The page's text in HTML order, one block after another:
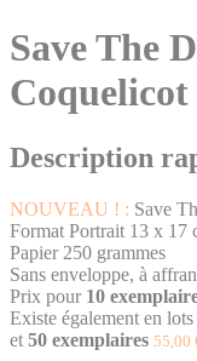
Save The
Coquelicot
Description
NOUVEAU ! : Save
Format Portrait 13 x 17
Papier 250 grammes
Sans enveloppe, à
Prix pour 10
Existe également en lots
et 50 exemplaires 55,00